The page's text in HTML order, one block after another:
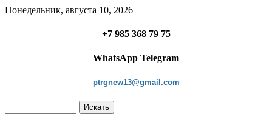
Понедельник, августа 10, 2026
+7 985 368 79 75
WhatsApp Telegram
ptrgnew13@gmail.com